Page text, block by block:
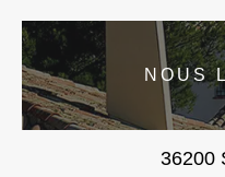
NOUS
36200